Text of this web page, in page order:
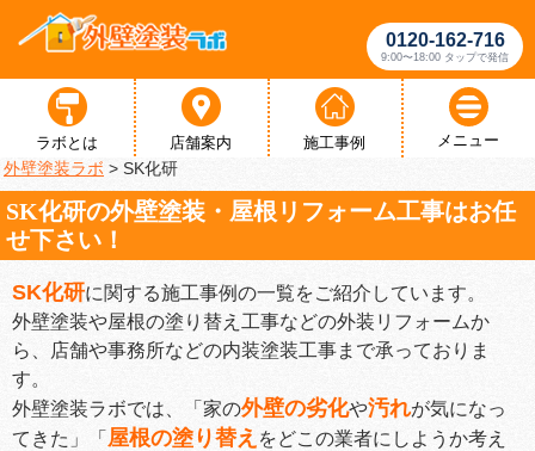
0120-162-716
9:00〜18:00 タップで発信
ラボとは 店舗案内 施工事例 メニュー
外壁塗装ラボ > SK化研
SK化研の外壁塗装・屋根リフォーム工事はお任
せ下さい！
SK化研に関する施工事例の一覧をご紹介しています。
外壁塗装や屋根の塗り替え工事などの外装リフォームか
ら、店舗や事務所などの内装塗装工事まで承っておりま
す。
外壁塗装ラボでは、「家の外壁の劣化や汚れが気になっ
てきた」「 屋根の塗り替え をどこの業者にしようか考え